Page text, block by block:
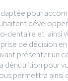
pour
dentaire et ainsi
de décision
présenter un
dénutrition pour
permettra ainsi